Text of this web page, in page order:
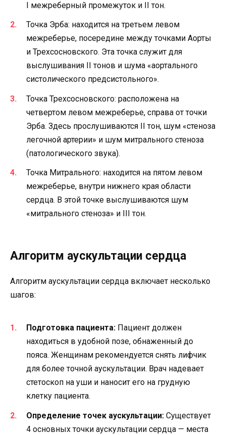
I межреберный промежуток и II тон.
Точка Эрба: находится на третьем левом
межреберье, посередине между точками Аорты
и Трехсосновского. Эта точка служит для
выслушивания II тонов и шума «аортального
систолического предсистольного».
Точка Трехсосновского: расположена на
четвертом левом межреберье, справа от точки
Эрба. Здесь прослушиваются II тон, шум «стеноза
легочной артерии» и шум митрального стеноза
(патологического звука).
Точка Митрального: находится на пятом левом
межреберье, внутри нижнего края области
сердца. В этой точке выслушиваются шум
«митрального стеноза» и III тон.
Алгоритм аускультации сердца
Алгоритм аускультации сердца включает несколько
шагов:
Подготовка пациента: Пациент должен
находиться в удобной позе, обнаженный до
пояса. Женщинам рекомендуется снять лифчик
для более точной аускультации. Врач надевает
стетоскоп на уши и наносит его на грудную
клетку пациента.
Определение точек аускультации: Существует
4 основных точки аускультации сердца — места